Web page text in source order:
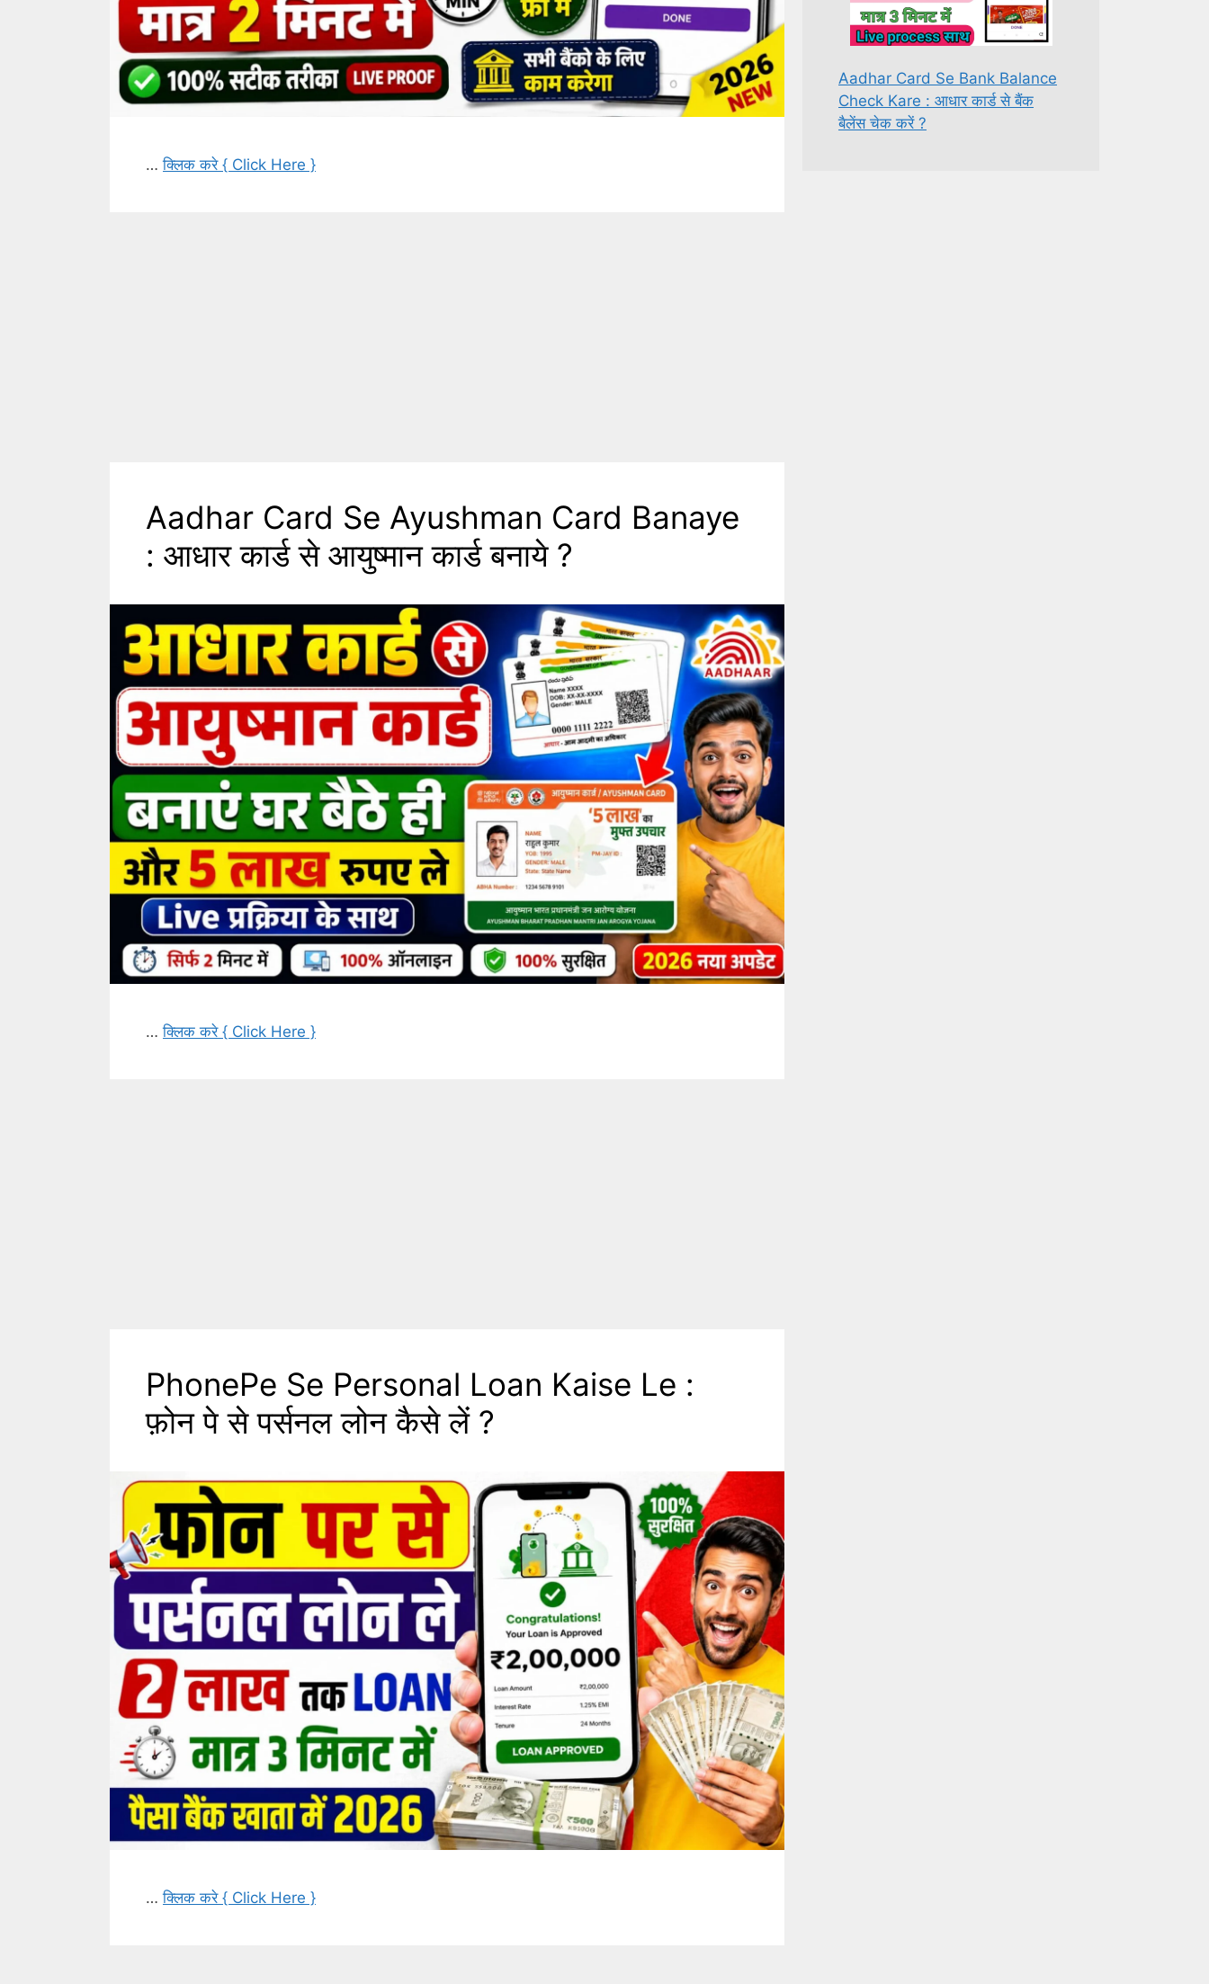
…क्लिक करे { Click Here }
Aadhar Card Se Ayushman Card Banaye
: आधार कार्ड से आयुष्मान कार्ड बनाये ?
…क्लिक करे { Click Here }
PhonePe Se Personal Loan Kaise Le :
फ़ोन पे से पर्सनल लोन कैसे लें ?
…क्लिक करे { Click Here }
Aadhar Card Se Bank Balance
Check Kare : आधार कार्ड से बैंक
बैलेंस चेक करें ?